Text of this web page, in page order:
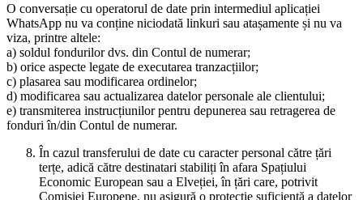
O conversație cu operatorul de date prin intermediul aplicației
WhatsApp nu va conține niciodată linkuri sau atașamente și nu va
viza, printre altele:
a) soldul fondurilor dvs. din Contul de numerar;
b) orice aspecte legate de executarea tranzacțiilor;
c) plasarea sau modificarea ordinelor;
d) modificarea sau actualizarea datelor personale ale clientului;
e) transmiterea instrucțiunilor pentru depunerea sau retragerea de
fonduri în/din Contul de numerar.
În cazul transferului de date cu caracter personal către țări
terțe, adică către destinatari stabiliți în afara Spațiului
Economic European sau a Elveției, în țări care, potrivit
Comisiei Europene, nu asigură o protecție suficientă a datelor